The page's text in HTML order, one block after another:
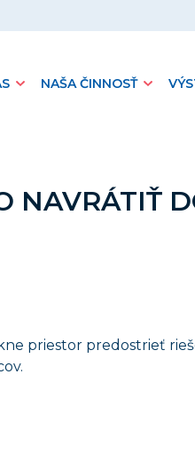
NAŠA ČINNOSŤ
NAVRÁTIŤ
priestor predostrieť